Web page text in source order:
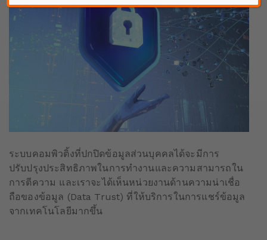
ระบบคอมพิวติ้งที่ปกปิดข้อมูลส่วนบุคคลได้จะมีการ
ปรับปรุงประสิทธิภาพในการทำงานและความสามารถใน
การตีความ และเราจะได้เห็นหน่วยงานด้านความน่าเชื่อ
ถือของข้อมูล (Data Trust) ที่ให้บริการในการแชร์ข้อมูล
จากเทคโนโลยีมากขึ้น